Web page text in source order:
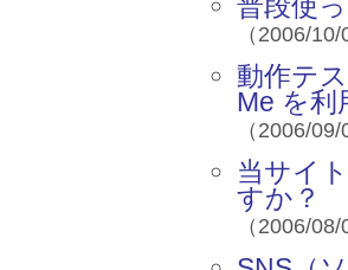
（2006/
動作テ
Me を
（2006/
当サイ
すか？
（2006/